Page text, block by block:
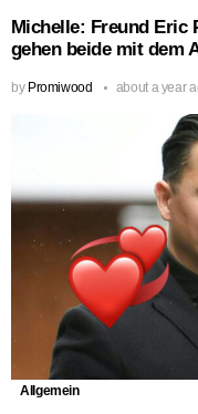
Michelle: Freund Eric
gehen beide mit dem
by Promiwood about a year
Allgemein